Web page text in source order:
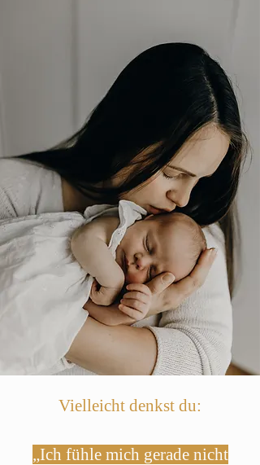
Vielleicht denkst du:
„Ich fühle mich gerade nicht